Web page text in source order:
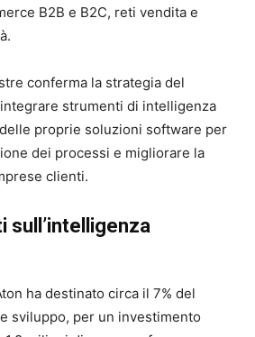
B2B e B2C, reti vendita e
conferma la strategia del
strumenti di intelligenza
proprie soluzioni software per
dei processi e migliorare la
clienti.
sull’intelligenza
ha destinato circa il 7% del
sviluppo, per un investimento